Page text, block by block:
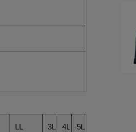
LL 3L 4L 5L